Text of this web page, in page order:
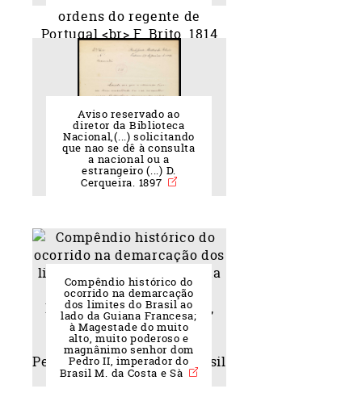
Aviso reservado ao
diretor da Biblioteca
Nacional,(...) solicitando
que nao se dê à consulta
a nacional ou a
estrangeiro (...) D.
Cerqueira. 1897
Compêndio histórico do
ocorrido na demarcação
dos limites do Brasil ao
lado da Guiana Francesa;
à Magestade do muito
alto, muito poderoso e
magnânimo senhor dom
Pedro II, imperador do
Brasil M. da Costa e Sà